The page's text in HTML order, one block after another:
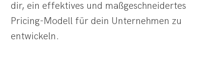
dir, ein effektives und maßgeschneidertes
Pricing-Modell für dein Unternehmen zu
entwickeln.